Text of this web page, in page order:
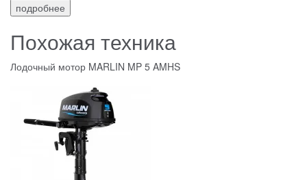
подробнее
Похожая техника
Лодочный мотор MARLIN MP 5 AMHS